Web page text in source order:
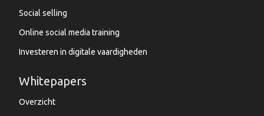
Social selling
Online social media training
Investeren in digitale vaardigheden
Whitepapers
Overzicht